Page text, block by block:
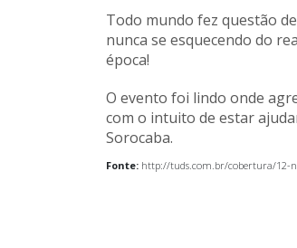
Todo mundo fez questão
nunca se esquecendo do
época!
O evento foi lindo onde
com o intuito de estar
Sorocaba.
Fonte: http://tuds.com.br/cobertura/12-